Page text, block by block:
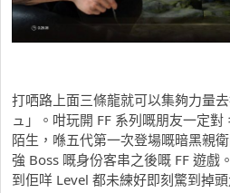
打哂路上面三條龍就可以集夠力量
ュ」。咁玩開 FF 系列嘅朋友一定
陌生，喺五代第一次登場嘅暗黑親
強 Boss 嘅身份客串之後嘅 FF 遊戲
到佢咩 Level 都未練好即刻驚到掉